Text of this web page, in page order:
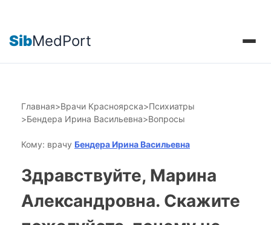
SibMedPort
Главная>Врачи Красноярска>Психиатры
>Бендера Ирина Васильевна>Вопросы
Кому: врачу Бендера Ирина Васильевна
Здравствуйте, Марина
Александровна. Скажите